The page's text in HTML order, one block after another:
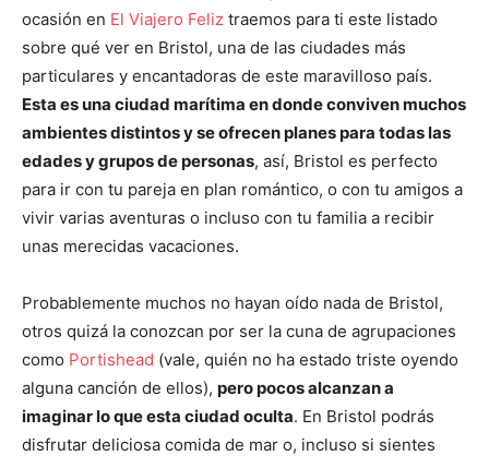
ocasión en El Viajero Feliz traemos para ti este listado
sobre qué ver en Bristol, una de las ciudades más
particulares y encantadoras de este maravilloso país.
Esta es una ciudad marítima en donde conviven muchos
ambientes distintos y se ofrecen planes para todas las
edades y grupos de personas, así, Bristol es perfecto
para ir con tu pareja en plan romántico, o con tu amigos a
vivir varias aventuras o incluso con tu familia a recibir
unas merecidas vacaciones.
Probablemente muchos no hayan oído nada de Bristol,
otros quizá la conozcan por ser la cuna de agrupaciones
como Portishead (vale, quién no ha estado triste oyendo
alguna canción de ellos), pero pocos alcanzan a
imaginar lo que esta ciudad oculta. En Bristol podrás
disfrutar deliciosa comida de mar o, incluso si sientes